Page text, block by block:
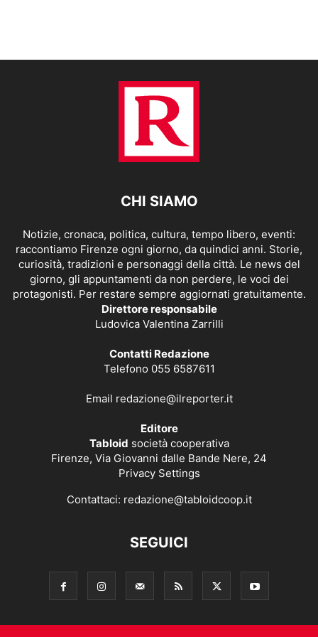
CHI SIAMO
Notizie, cronaca, politica, cultura, tempo libero, eventi:
raccontiamo Firenze ogni giorno, da quindici anni. Storie,
curiosità, tradizioni e personaggi della città. Le news del
giorno, gli appuntamenti da non perdere, le voci dei
protagonisti. Per restare sempre aggiornati gratuitamente.
Direttore responsabile
Ludovica Valentina Zarrilli
Contatti Redazione
Telefono 055 6587611
Email redazione@ilreporter.it
Editore
Tabloid società cooperativa
Firenze, Via Giovanni dalle Bande Nere, 24
Privacy Settings
Contattaci: redazione@tabloidcoop.it
SEGUICI